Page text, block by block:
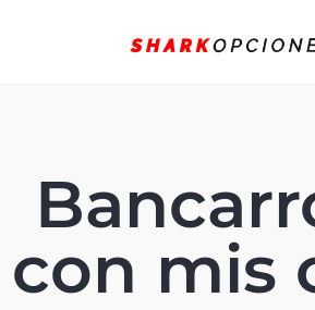
con mis